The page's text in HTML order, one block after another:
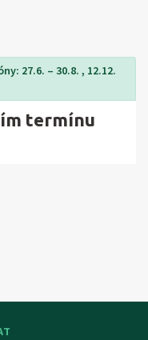
27.6. – 30.8. , 12.12.
termínu